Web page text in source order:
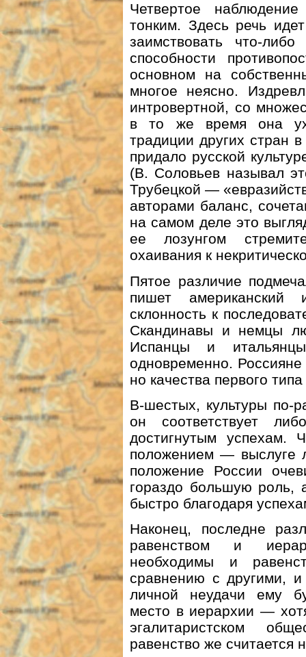
Четвертое
тонким. Здесь речь
заимствовать что-
способности
основном на
многое неясно.
интровертной, со
в то же время она
традиции других стран
придало русской
(В. Соловьев называл
Трубецкой —
авторами баланс,
на самом деле это
ее лозунгом
охаивания к
Пятое различие
пишет американский
склонность к
Скандинавы и немцы
Испанцы и
одновременно. Россияне
но качества первого
В-шестых, культуры по-
он соответствует
достигнутым успехам.
положением — выслуге
положение России
гораздо большую роль,
быстро благодаря
Наконец, последне
равенством и
необходимы и
сравнению с другими,
личной неудачи ему
место в иерархии —
эгалитаристском
равенство же считается